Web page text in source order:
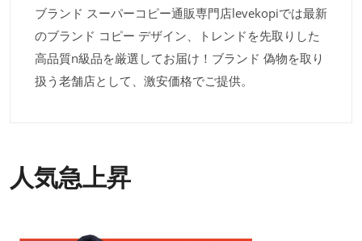
ブランド スーパーコピー通販専門店levekopiでは最新
のブランド コピー デザイン、トレンドを先取りした
高品質n級品を厳選してお届け！ブランド 偽物を取り
扱う老舗店として、激安価格でご提供。
人気急上昇